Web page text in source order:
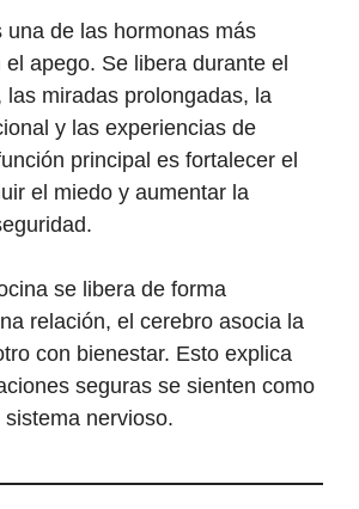
una de las hormonas más
el apego. Se libera durante el
miradas prolongadas, la
y las experiencias de
principal es fortalecer el
el miedo y aumentar la
se libera de forma
relación, el cerebro asocia la
con bienestar. Esto explica
seguras se sienten como
sistema nervioso.